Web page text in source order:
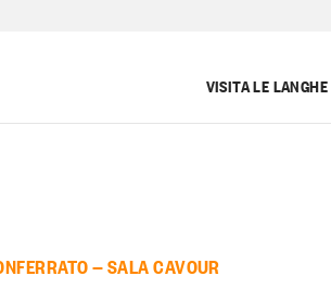
VISITA LE LANGHE
— SALA CAVOUR